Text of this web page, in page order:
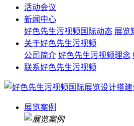
活动会议
新闻中心
好色先生污视频国际动态 展览
关于好色先生污视频
公司简介 好色先生污视频理念
联系好色先生污视频
展览案例